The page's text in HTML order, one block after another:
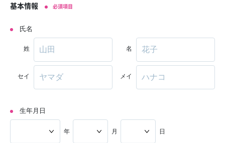
基本情報 必須項目
氏名
姓 名
セイ メイ
生年月日
年 月 日